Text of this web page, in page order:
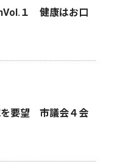
１ 健康はお口
を要望 市議会４会